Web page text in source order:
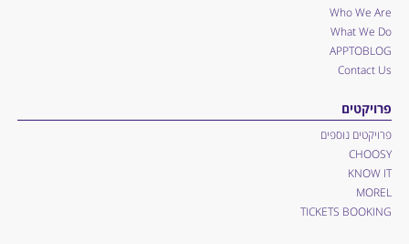
Who We Are
What We Do
APPTOBLOG
Contact Us
פרויקטים
פרויקטים נוספים
CHOOSY
KNOW IT
MOREL
TICKETS BOOKING